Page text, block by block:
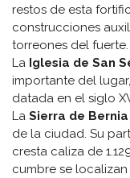
restos de esta
construcciones
torreones del fuerte.
La Iglesia de San
importante del
datada en el siglo
La Sierra de Bernia
de la ciudad. Su
cresta caliza de
cumbre se